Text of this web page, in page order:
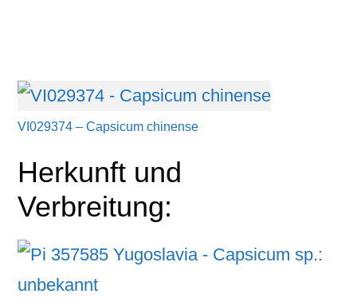
VI029374 – Capsicum chinense
Herkunft und
Verbreitung: